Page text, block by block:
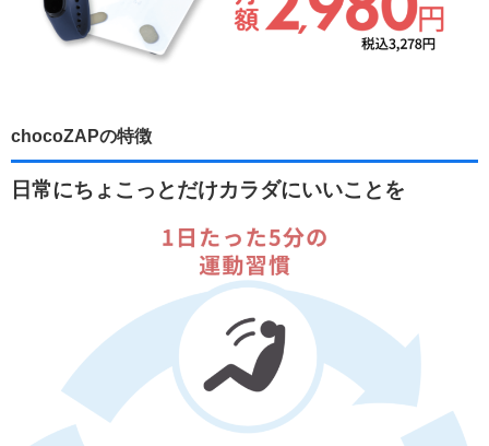
chocoZAPの特徴
日常にちょこっとだけカラダにいいことを